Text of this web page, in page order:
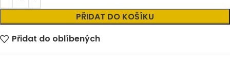
PŘIDAT DO KOŠÍKU
Přidat do oblíbených